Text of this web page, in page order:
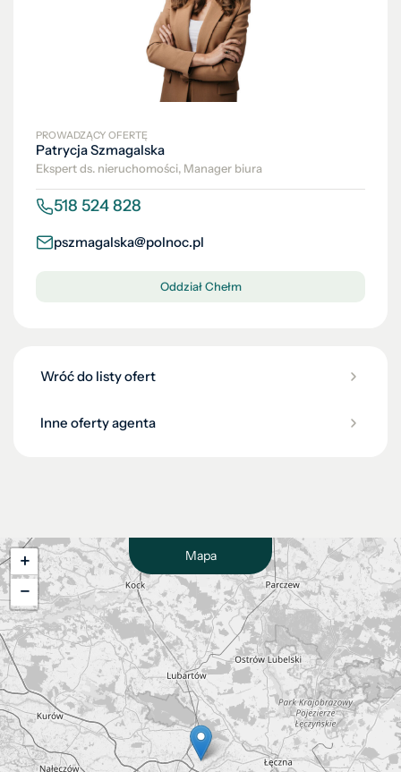
PROWADZĄCY OFERTĘ
Patrycja Szmagalska
Ekspert ds. nieruchomości, Manager biura
518 524 828
pszmagalska@polnoc.pl
Oddział Chełm
Wróć do listy ofert
Inne oferty agenta
Mapa
+
−